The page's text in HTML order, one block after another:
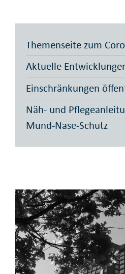
Themenseite zum
Aktuelle
Einschränkungen
Näh- und
Mund-Nase-Schutz